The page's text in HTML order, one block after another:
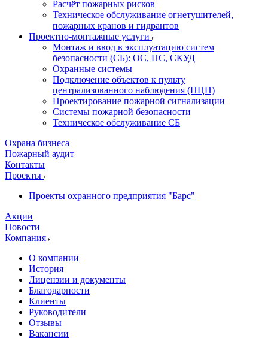
Расчёт пожарных рисков
Техническое обслуживание огнетушителей,
пожарных кранов и гидрантов
Проектно-монтажные услуги
Монтаж и ввод в эксплуатацию систем
безопасности (СБ): ОС, ПС, СКУД
Охранные системы
Подключение объектов к пульту
централизованного наблюдения (ПЦН)
Проектирование пожарной сигнализации
Системы пожарной безопасности
Техническое обслуживание СБ
Охрана бизнеса
Пожарный аудит
Контакты
Проекты
Проекты охранного предприятия "Барс"
Акции
Новости
Компания
О компании
История
Лицензии и документы
Благодарности
Клиенты
Руководители
Отзывы
Вакансии